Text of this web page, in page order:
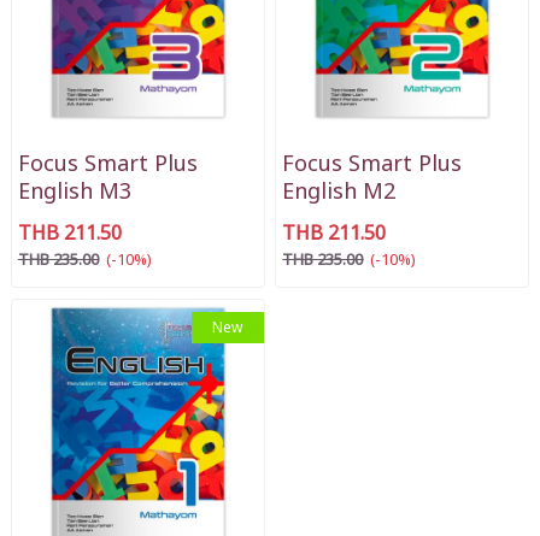
Focus Smart Plus
English M3
THB 211.50
THB 235.00 (-10%)
Focus Smart Plus
English M2
THB 211.50
THB 235.00 (-10%)
New